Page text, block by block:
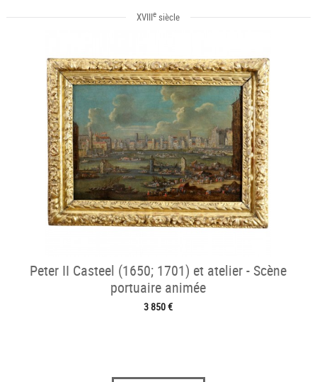
XVIIIe siècle
Peter II Casteel (1650; 1701) et atelier - Scène
portuaire animée
3 850 €